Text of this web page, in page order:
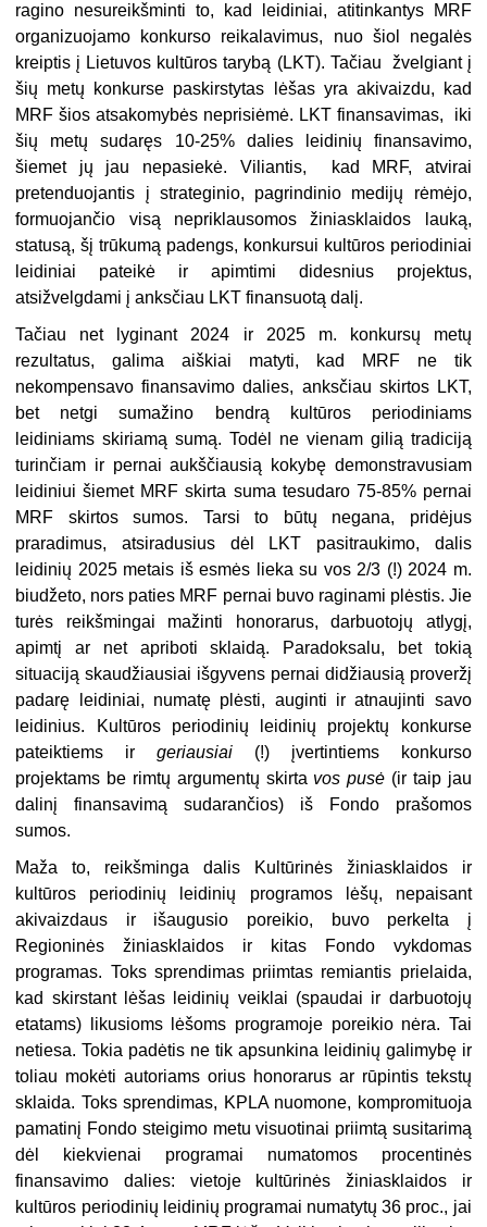
ragino nesureikšminti to, kad leidiniai, atitinkantys MRF
organizuojamo konkurso reikalavimus, nuo šiol negalės
kreiptis į Lietuvos kultūros tarybą (LKT). Tačiau žvelgiant į
šių metų konkurse paskirstytas lėšas yra akivaizdu, kad
MRF šios atsakomybės neprisiėmė. LKT finansavimas, iki
šių metų sudaręs 10-25% dalies leidinių finansavimo,
šiemet jų jau nepasiekė. Viliantis, kad MRF, atvirai
pretenduojantis į strateginio, pagrindinio medijų rėmėjo,
formuojančio visą nepriklausomos žiniasklaidos lauką,
statusą, šį trūkumą padengs, konkursui kultūros periodiniai
leidiniai pateikė ir apimtimi didesnius projektus,
atsižvelgdami į anksčiau LKT finansuotą dalį.
Tačiau net lyginant 2024 ir 2025 m. konkursų metų
rezultatus, galima aiškiai matyti, kad MRF ne tik
nekompensavo finansavimo dalies, anksčiau skirtos LKT,
bet netgi sumažino bendrą kultūros periodiniams
leidiniams skiriamą sumą. Todėl ne vienam gilią tradiciją
turinčiam ir pernai aukščiausią kokybę demonstravusiam
leidiniui šiemet MRF skirta suma tesudaro 75-85% pernai
MRF skirtos sumos. Tarsi to būtų negana, pridėjus
praradimus, atsiradusius dėl LKT pasitraukimo, dalis
leidinių 2025 metais iš esmės lieka su vos 2/3 (!) 2024 m.
biudžeto, nors paties MRF pernai buvo raginami plėstis. Jie
turės reikšmingai mažinti honorarus, darbuotojų atlygį,
apimtį ar net apriboti sklaidą. Paradoksalu, bet tokią
situaciją skaudžiausiai išgyvens pernai didžiausią proveržį
padarę leidiniai, numatę plėsti, auginti ir atnaujinti savo
leidinius. Kultūros periodinių leidinių projektų konkurse
pateiktiems irgeriausiai (!) įvertintiems konkurso
projektams be rimtų argumentų skirta vos pusė (ir taip jau
dalinį finansavimą sudarančios) iš Fondo prašomos
sumos.
Maža to, reikšminga dalis Kultūrinės žiniasklaidos ir
kultūros periodinių leidinių programos lėšų, nepaisant
akivaizdaus ir išaugusio poreikio, buvo perkelta į
Regioninės žiniasklaidos ir kitas Fondo vykdomas
programas. Toks sprendimas priimtas remiantis prielaida,
kad skirstant lėšas leidinių veiklai (spaudai ir darbuotojų
etatams) likusioms lėšoms programoje poreikio nėra. Tai
netiesa. Tokia padėtis ne tik apsunkina leidinių galimybę ir
toliau mokėti autoriams orius honorarus ar rūpintis tekstų
sklaida. Toks sprendimas, KPLA nuomone, kompromituoja
pamatinį Fondo steigimo metu visuotinai priimtą susitarimą
dėl kiekvienai programai numatomos procentinės
finansavimo dalies: vietoje kultūrinės žiniasklaidos ir
kultūros periodinių leidinių programai numatytų 36 proc., jai